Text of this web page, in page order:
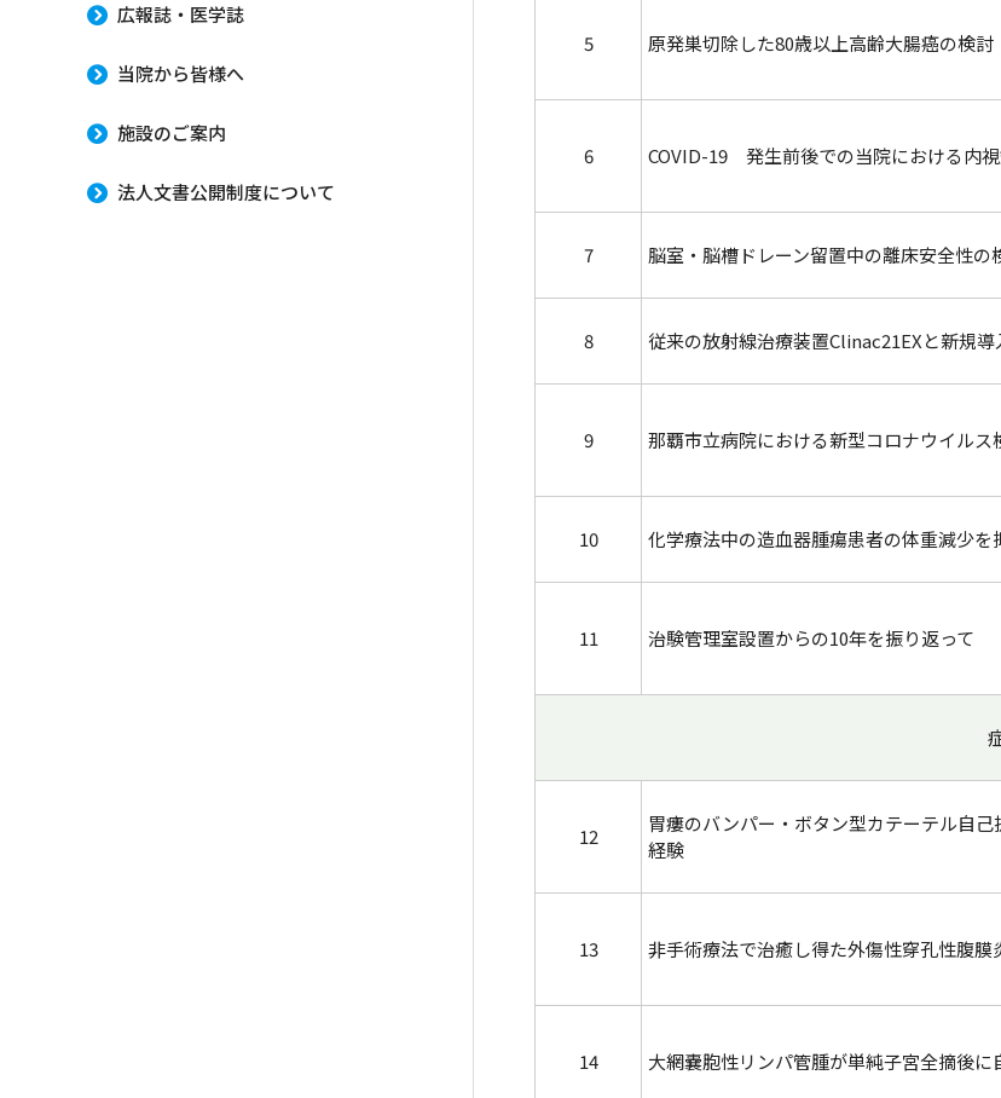
5 原発巣切除した80歳以上高齢大腸癌の検討
6 COVID-19 発生前後での当院における内
7 脳室・脳槽ドレーン留置中の離床安全性の
8 従来の放射線治療装置Clinac21EXと新規
9 那覇市立病院における新型コロナウイルス
10 化学療法中の造血器腫瘍患者の体重減少
11 治験管理室設置からの10年を振り返って
12
胃瘻のバンパー・ボタン型カテーテル自
経験
13 非手術療法で治癒し得た外傷性穿孔性腹膜
14 大網嚢胞性リンパ管腫が単純子宮全摘後に
広報誌・医学誌
当院から皆様へ
施設のご案内
法人文書公開制度について